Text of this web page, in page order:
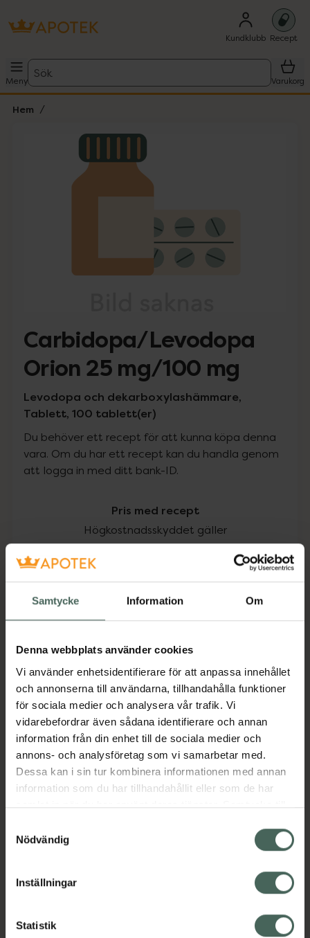
Samtycke Information Om
Denna webbplats använder cookies
Vi använder enhetsidentifierare för att anpassa innehållet
och annonserna till användarna, tillhandahålla funktioner
för sociala medier och analysera vår trafik. Vi
vidarebefordrar även sådana identifierare och annan
information från din enhet till de sociala medier och
annons- och analysföretag som vi samarbetar med.
Dessa kan i sin tur kombinera informationen med annan
information som du har tillhandahållit eller som de har
samlat in när du har använt deras tjänster. Samtycke till
återkalla ditt samtycke via webbplatsens
cookieinställningar. Ett återkallat samtycke påverkar inte
lagligheten av behandling som skett innan återkallelsen.
Nödvändig
Inställningar
Statistik
Kundklubb Recept
Meny
Sök
Varukorg
Hem
Lista: . Innehåller 1 objekt.
Carbidopa/Levodopa
Orion 25 mg/100 mg
Levodopa och dekarboxylashämmare,
Tablett, 100 tablett(er)
Du behöver ett recept för att kunna köpa denna
vara. Om du har ett recept kan du handla genom
att logga in med ditt bank-ID.
Pris med recept
Högkostnadsskyddet gäller
169,49 kr
I apotek: 169,49 kr
Aktuella erbjudanden
Beskrivning Dölj
EAN:06432100060426
syd till Lappland i norr, och online i mobilen och på